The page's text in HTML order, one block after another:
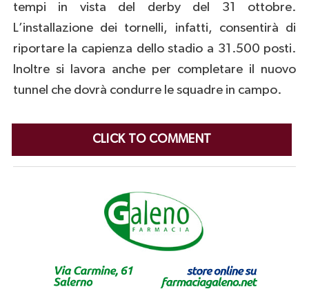
tempi in vista del derby del 31 ottobre.
L’installazione dei tornelli, infatti, consentirà di
riportare la capienza dello stadio a 31.500 posti.
Inoltre si lavora anche per completare il nuovo
tunnel che dovrà condurre le squadre in campo.
CLICK TO COMMENT